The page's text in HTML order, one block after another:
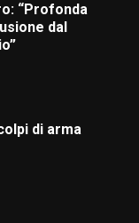
“Profonda
dal
di arma